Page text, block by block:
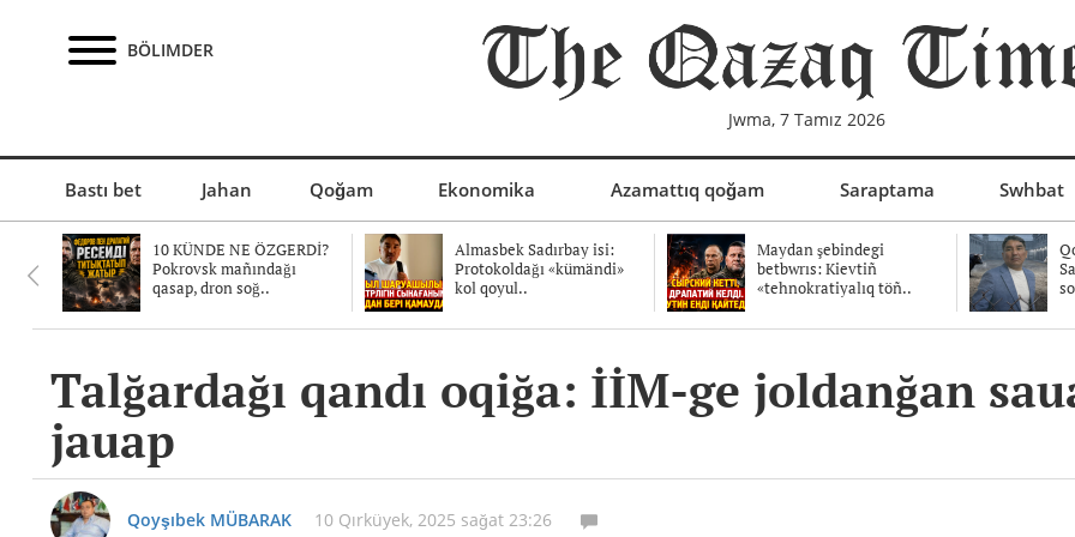
BÖLIMDER
Jwma, 7 Tamız 2026
Bastı bet Jahan Qoğam Ekonomika Azamattıq qoğam Saraptama Swhbat
10 KÜNDE NE ÖZGERDİ?
Pokrovsk mañındağı
qasap, dron soğ..
Almasbek Sadırbay isi:
Protokoldağı «kümändi»
kol qoyul..
Maydan şebindegi
betbwrıs: Kievtiñ
«tehnokratiyalıq töñ..
Talğardağı qandı oqiğa: İİM-ge joldanğan
jauap
Qoyşıbek MÜBARAK 10 Qırküyek, 2025 sağat 23:26